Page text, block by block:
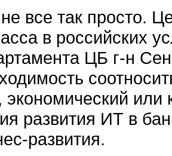
все так просто.
в российских
ЦБ г-н
или
развития ИТ в
развития.